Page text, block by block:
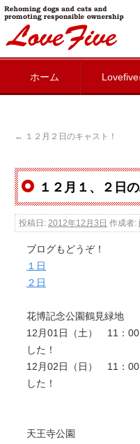
lovefive
ホーム
← １２月２日のキャスト！
１２月１、２日
投稿日: 2012年12月3日 作成者:
ブログもどうぞ！
１日
２日
花博記念公園鶴見緑地
12月01日（土） 11：
した！
12月02日（日） 11：
した！
募金 ￥
天王寺公園